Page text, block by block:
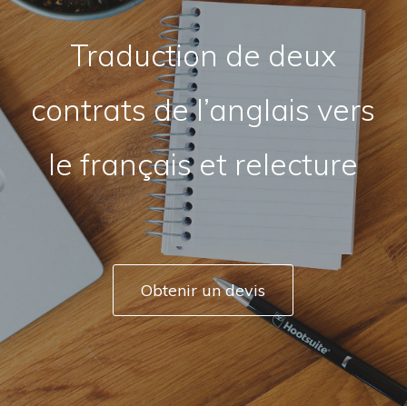
Traduction de deux
contrats de l’anglais vers
le français et relecture
Obtenir un devis